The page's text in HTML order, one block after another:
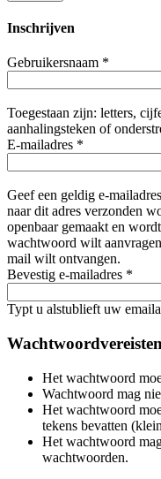
Inschrijven
Gebruikersnaam *
Toegestaan zijn: letters,
aanhalingsteken of
E-mailadres *
Geef een geldig e-
naar dit adres verzonden
openbaar gemaakt en
wachtwoord wilt
mail wilt ontvangen.
Bevestig e-mailadres *
Typt u alstublieft uw
Wachtwoordvereisten
Het wachtwoord
Wachtwoord mag
Het wachtwoord
tekens bevatten
Het wachtwoord
wachtwoorden.